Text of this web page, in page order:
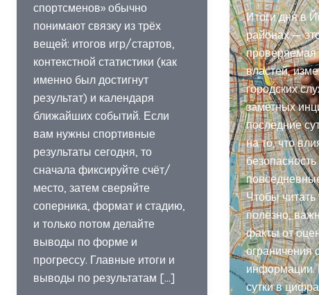
спортсменов» обычно
понимают связку из трёх
вещей: итогов игр/стартов,
контекстной статистики (как
именно был достигнут
результат) и календаря
ближайших событий. Если
вам нужны спортивные
результаты сегодня, то
сначала фиксируйте счёт/
место, затем сверяйте
соперника, формат и стадию,
и только потом делайте
выводы по форме и
прогрессу. Главные итоги и
выводы по результатам […]
Итоги дня в
районах —
властей,
городских
заметных
последние
на то, что
безопасность
Чтобы читать
полезно,
факты от
ограничения
информации.
сутки в